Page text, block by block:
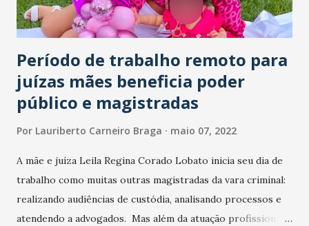
Período de trabalho remoto para
juízas mães beneficia poder
público e magistradas
Por Lauriberto Carneiro Braga maio 07, 2022
A mãe e juíza Leila Regina Corado Lobato inicia seu dia de
trabalho como muitas outras magistradas da vara criminal:
realizando audiências de custódia, analisando processos e
atendendo a advogados. Mas além da atuação profissional,